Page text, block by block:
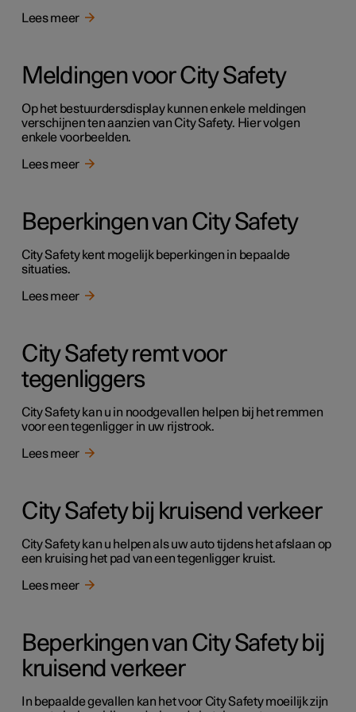
Lees meer
Meldingen voor City Safety
Op het bestuurdersdisplay kunnen enkele meldingen
verschijnen ten aanzien van City Safety. Hier volgen
enkele voorbeelden.
Lees meer
Beperkingen van City Safety
City Safety kent mogelijk beperkingen in bepaalde
situaties.
Lees meer
City Safety remt voor
tegenliggers
City Safety kan u in noodgevallen helpen bij het remmen
voor een tegenligger in uw rijstrook.
Lees meer
City Safety bij kruisend verkeer
City Safety kan u helpen als uw auto tijdens het afslaan op
een kruising het pad van een tegenligger kruist.
Lees meer
Beperkingen van City Safety bij
kruisend verkeer
In bepaalde gevallen kan het voor City Safety moeilijk zijn